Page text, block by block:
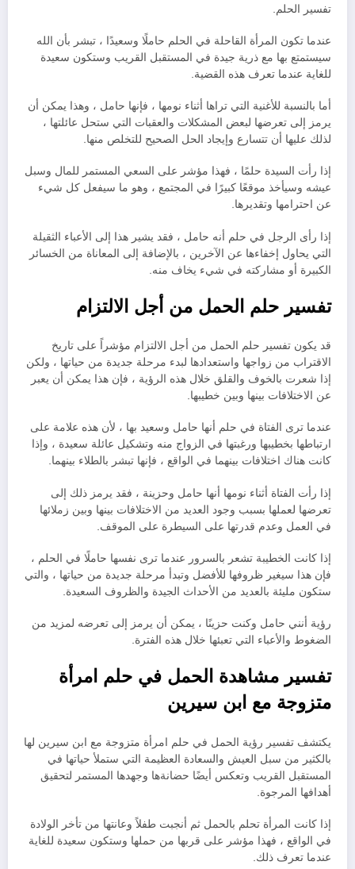
تفسير الحلم.
عندما تكون المرأة القاحلة في الحلم حاملًا وسعيدًا ، تبشر بأن الله
سيستمتع بها مع ذرية جيدة في المستقبل القريب وستكون سعيدة
للغاية عندما تعرف هذه القضية.
أما بالنسبة للأغنية التي تراها أثناء نومها ، فإنها حامل ، وهذا يمكن أن
يرمز إلى تعرضها لبعض المشكلات والعقبات التي ستحل عائلتها ،
لذلك عليها أن تتسارع وإيجاد الحل الصحيح للتخلص منها.
إذا رأت السيدة حلمًا ، فهذا مؤشر على السعي المستمر للمال وسبل
عيشه وسيأخذ موقعًا كبيرًا في المجتمع ، وهو ما سيفعل كل شيء
عن احترامها وتقديرها.
إذا رأى الرجل في حلم أنه حامل ، فقد يشير هذا إلى الأعباء الثقيلة
التي يحاول إخفاءها عن الآخرين ، بالإضافة إلى المعاناة من الخسائر
الكبيرة أو مشاركته في شيء يخاف منه.
تفسير حلم الحمل من أجل الالتزام
قد يكون تفسير حلم الحمل من أجل الالتزام مؤشراً على تاريخ
الاقتراب من زواجها واستعدادها لبدء مرحلة جديدة من حياتها ، ولكن
إذا شعرت بالخوف والقلق خلال هذه الرؤية ، فإن هذا يمكن أن يعبر
عن الاختلافات بينها وبين خطيبها.
عندما ترى الفتاة في حلم أنها حامل وسعيد بها ، لأن هذه علامة على
ارتباطها بخطيبها ورغبتها في الزواج منه وتشكيل عائلة سعيدة ، وإذا
كانت هناك اختلافات بينهما في الواقع ، فإنها تبشر بالطلاء بينهما.
إذا رأت الفتاة أثناء نومها أنها حامل وحزينة ، فقد يرمز ذلك إلى
تعرضها لعملها بسبب وجود العديد من الاختلافات بينها وبين زملائها
في العمل وعدم قدرتها على السيطرة على الموقف.
إذا كانت الخطيبة تشعر بالسرور عندما ترى نفسها حاملًا في الحلم ،
فإن هذا سيغير ظروفها للأفضل وتبدأ مرحلة جديدة من حياتها ، والتي
ستكون مليئة بالعديد من الأحداث الجيدة والظروف السعيدة.
رؤية أنني حامل وكنت حزينًا ، يمكن أن يرمز إلى تعرضه لمزيد من
الضغوط والأعباء التي تعبئها خلال هذه الفترة.
تفسير مشاهدة الحمل في حلم امرأة
متزوجة مع ابن سيرين
يكتشف تفسير رؤية الحمل في حلم امرأة متزوجة مع ابن سيرين لها
بالكثير من سبل العيش والسعادة العظيمة التي ستملأ حياتها في
المستقبل القريب وتعكس أيضًا حضانةها وجهدها المستمر لتحقيق
أهدافها المرجوة.
إذا كانت المرأة تحلم بالحمل ثم أنجبت طفلاً وعانتها من تأخر الولادة
في الواقع ، فهذا مؤشر على قربها من حملها وستكون سعيدة للغاية
عندما تعرف ذلك.